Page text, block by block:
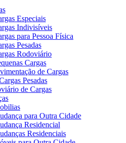
Especiais
Indivisíveis
para Pessoa Física
Pesadas
Rodoviário
Cargas
de Cargas
Pesadas
de Cargas
para Outra Cidade
Residencial
Residenciais